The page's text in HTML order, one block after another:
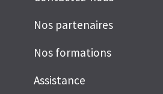
Nos partenaires
Nos formations
Assistance